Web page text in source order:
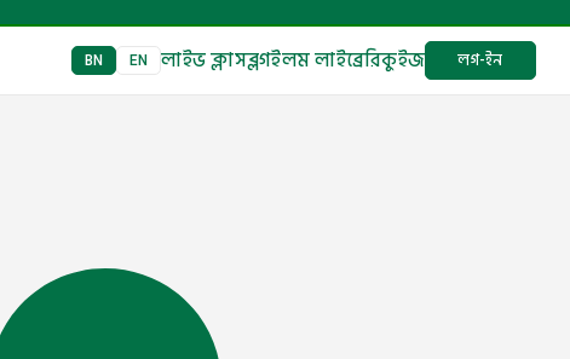
BN EN লাইভ ক্লাসব্লগইলম লাইব্রেরিকুইজ লগ-ইন